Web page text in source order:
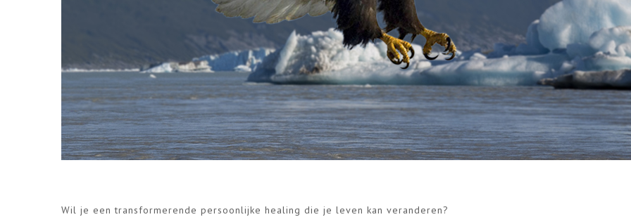
Wil je een transformerende persoonlijke healing die je leven kan veranderen?